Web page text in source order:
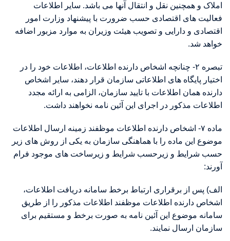
املاک و همچنین نقل و انتقال آنها می باشد. سایر اطلاعات
فعالیت های اقتصادی حسب ضرورت با پیشنهاد وزارت امور
اقتصادی و دارایی و تصویب هیئت وزیران به موارد مزبور اضافه
خواهد شد.
تبصره ۲- چنانچه اشخاص دارنده اطلاعات، اطلاعات خود را در
اختیار پایگاه های اطلاعاتی سازمان قرار دهند، سایر اشخاص
دارنده همان اطلاعات با تایید سازمان، الزامی به ارائه مجدد
اطلاعات مذکور در اجرای این آئین نامه نخواهند داشت.
ماده ۷- اشخاص دارنده اطلاعات موظفند زمینه ارسال اطلاعات
موضوع این ماده را با هماهنگی سازمان به یکی از روش های زیر
حسب شرایط و زیرحسب شرایط و زیرساخت های موجود فرام
آورند:
الف) پس از برقراری ارتباط برخط سامانه دریافت اطلاعات،
اشخاص دارنده اطلاعات موظفند اطلاعات مذکور را از طریق
سامانه موضوع این آئین نامه به صورت برخط و مستقیم برای
سازمان ارسال نمایند.